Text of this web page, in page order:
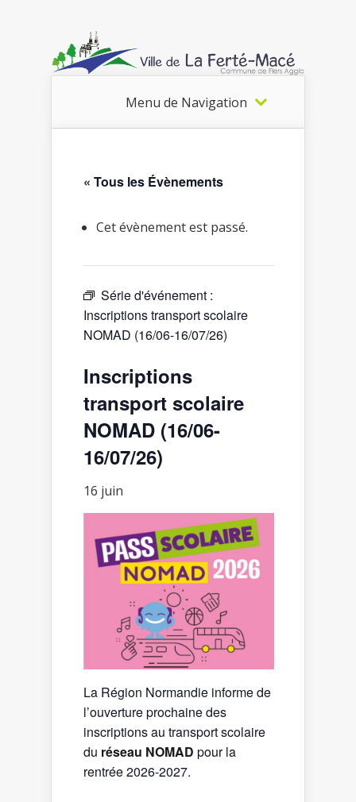
Menu de Navigation
« Tous les Évènements
Cet évènement est passé.
Série d'événement :
Inscriptions transport scolaire
NOMAD (16/06-16/07/26)
Inscriptions
transport scolaire
NOMAD (16/06-
16/07/26)
16 juin
La Région Normandie informe de
l’ouverture prochaine des
inscriptions au transport scolaire
du réseau NOMAD pour la
rentrée 2026-2027.